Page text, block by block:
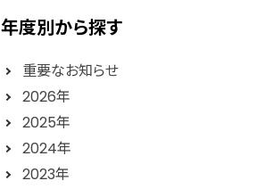
年度別から探す
重要なお知らせ
2026年
2025年
2024年
2023年